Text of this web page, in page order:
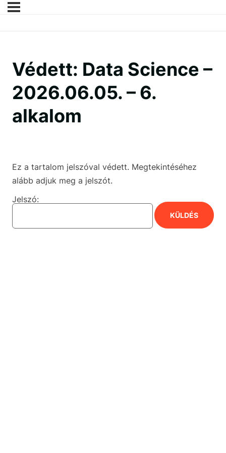
Védett: Data Science –
2026.06.05. – 6.
alkalom
Ez a tartalom jelszóval védett. Megtekintéséhez
alább adjuk meg a jelszót.
Jelszó: